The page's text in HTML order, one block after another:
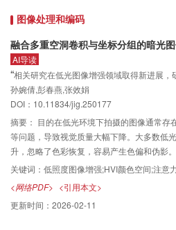
开数据集与俄乌实战图像中展开跨域测试。
1）、混合仿真域组合效应（实验2）及数据
的影响。结果实验中所有模型的平均精度（
测试数据趋近真实作战场景呈下降趋势，其
更强鲁棒性，在两个测试集上的AP最高达到
实性、目标域属性适配且可视化特征分布相
广优质仿真数据可显著提升模型性能。结论
实战图像数据稀缺问题，为武器平台的实战
局限性，需结合其他源域及域泛化技术等进
图像处理和编码
融合多重空洞卷积与坐标分组的暗光
AI导读
“相关研究在低光图像增强领域取得新进展
卷积与坐标分组的暗光图像增强网络（
像存在的亮度不均、细节丢失和色彩失真等
孙婉倩,彭春燕,张效娟
DOI：10.11834/jig.250177
摘要： 目的在低光环境下拍摄的图像通常存
等问题，导致视觉质量大幅下降。大多数低
升，忽略了色彩恢复，容易产生色偏和伪影
构复杂、训练成本较高，且难以同时兼顾亮
多重空洞卷积与坐标分组的暗光图像增强
network via fused multi-scale dilated
MCCNet）。MCCNet由色彩转换和增强网
重感知的HVI（hue， value， intensity）色
关键词： 低照度图像增强;HVI颜色空间;注意
<网络PDF> <引用本文>
更新时间： 2026-02-11